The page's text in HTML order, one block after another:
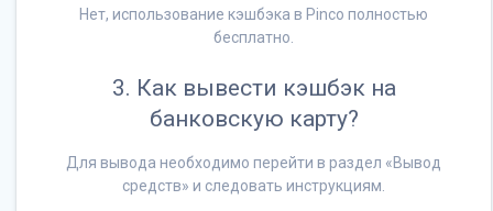
Нет, использование кэшбэка в Pinco полностью
бесплатно.
3. Как вывести кэшбэк на
банковскую карту?
Для вывода необходимо перейти в раздел «Вывод
средств» и следовать инструкциям.